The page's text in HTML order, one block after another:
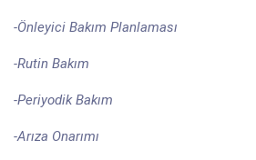
-Önleyici Bakım Planlaması
-Rutin Bakım
-Periyodik Bakım
-Arıza Onarımı